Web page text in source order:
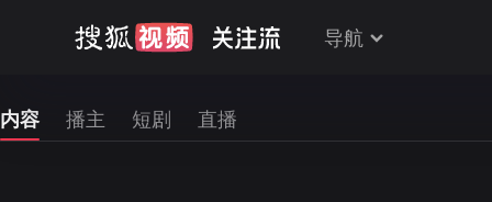
导航
内容 播主 短剧 直播